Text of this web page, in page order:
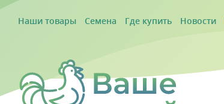
Наши товары Семена Где купить Новости